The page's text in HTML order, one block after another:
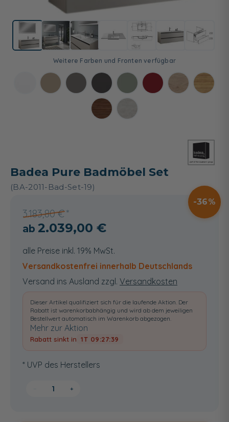
Badea Pure Badmöbel Set
(BA-2011-Bad-Set-19)
3.183,80 €
36
2.039,00 €
alle Preise inkl. 19% MwSt.
Versandkostenfrei innerhalb Deutschlands
Versand ins Ausland zzgl. Versandkosten
Dieser Artikel qualifiziert sich für die laufende Aktion. Der
Rabatt ist warenkorbabhängig und wird ab dem jeweiligen
Bestellwert automatisch im Warenkorb abgezogen.
Mehr zur Aktion
Rabatt sinkt in 1T 09:27:38
* UVP des Herstellers
+